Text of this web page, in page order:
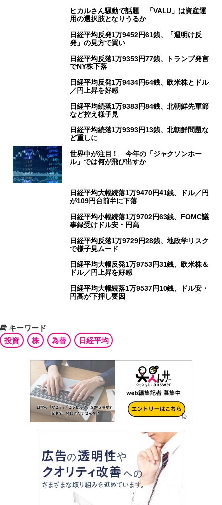
ヒカルさん騒動で話題 「VALU」は資産運
用の選択肢となりうるか
日経平均反発1万9452円61銭、「週明け反
発」の見方で買い
日経平均反落1万9353円77銭、トランプ発言
でNY株下落
日経平均反発1万9434円64銭、欧米株とドル
／円上昇を好感
日経平均続落1万9383円84銭、北朝鮮先軍節
など控え様子見
日経平均続落1万9393円13銭、北朝鮮問題な
ど重しに
世界中が注目！ 今年の「ジャクソンホー
ル」では何が飛び出すか
日経平均大幅続落1万9470円41銭、ドル／円
が109円台前半に下落
日経平均小幅続落1万9702円63銭、FOMC議
事録受けドル安・円高
日経平均反落1万9729円28銭、地政学リスク
で様子見ムード
日経平均大幅反発1万9753円31銭、欧米株＆
ドル／円上昇を好感
日経平均大幅続落1万9537円10銭、ドル安・
円高が下押し要因
キーワード
投資
株 為替 日経平均